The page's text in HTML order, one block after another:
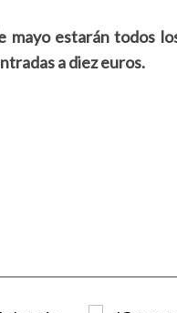
estarán todos
a diez euros.